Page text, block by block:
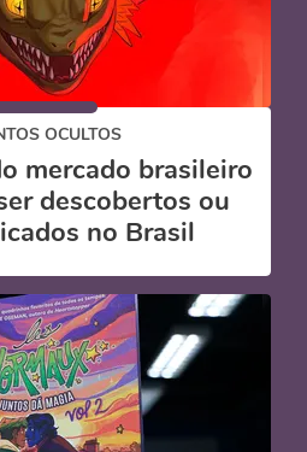
OCULTOS
mercado brasileiro
descobertos ou
no Brasil